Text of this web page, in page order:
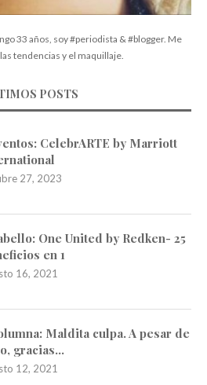
33 años, soy #periodista & #blogger. Me
tendencias y el maquillaje.
POSTS
CelebrARTE by Marriott
27, 2023
One United by Redken- 25
en 1
16, 2021
Maldita culpa. A pesar de
gracias…
12, 2021